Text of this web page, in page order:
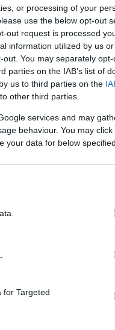
or processing of your
use the below opt-out
out request is processed
information utilized by us
You may separately
parties on the IAB’s list of
us to third parties on the
other third parties.
services and may
behaviour. You may
your data for below
for Targeted
σε μια
του
μέρα, καθώς
που
καφέ
της
από το
στην εφαρμογή
“The Hunz”,
χάλια μέρα…
απαντήσεις από